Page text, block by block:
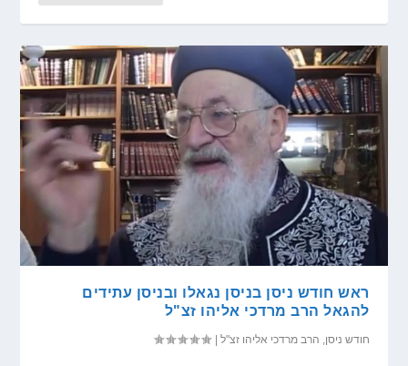
ראש חודש ניסן בניסן נגאלו ובניסן עתידים
להגאל הרב מרדכי אליהו זצ"ל
חודש ניסן הרב מרדכי אליהו זצ"ל |